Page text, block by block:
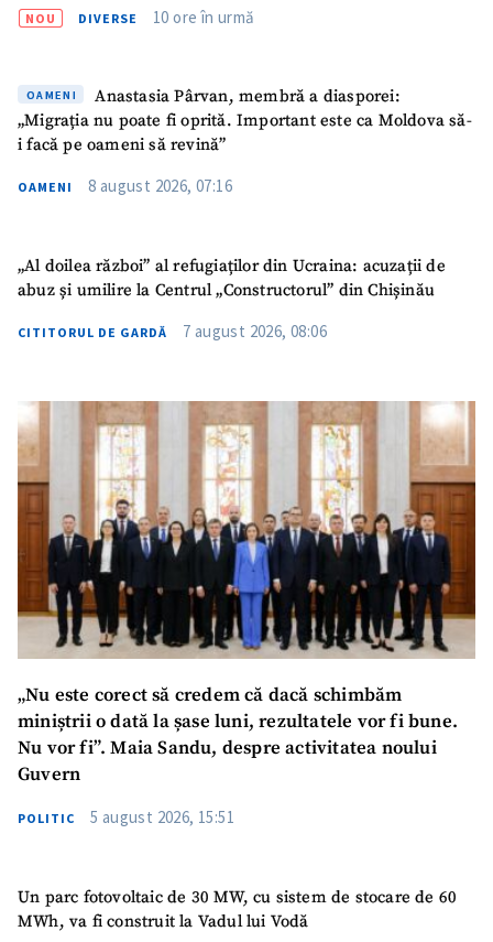
NOU DIVERSE 10 ore în urmă
OAMENI
Anastasia Pârvan, membră a diasporei:
„Migrația nu poate fi oprită. Important este ca Moldova să-
i facă pe oameni să revină”
OAMENI 8 august 2026, 07:16
„Al doilea război” al refugiaților din Ucraina: acuzații de
abuz și umilire la Centrul „Constructorul” din Chișinău
CITITORUL DE GARDĂ 7 august 2026, 08:06
„Nu este corect să credem că dacă schimbăm
miniștrii o dată la șase luni, rezultatele vor fi bune.
Nu vor fi”. Maia Sandu, despre activitatea noului
Guvern
POLITIC 5 august 2026, 15:51
Un parc fotovoltaic de 30 MW, cu sistem de stocare de 60
MWh, va fi construit la Vadul lui Vodă
Titlu știre
+ Adaugă titlu
Fotografie
+ Încarcă imagine
Link media+ Link media
CONTACT SURSĂ
Sursă anonimă
Nume+ Numele meu
Email+ Emailul meu
Telefon
+ Telefon personal
Am citit și sunt de
acord cupolitica de
confidențialitate.